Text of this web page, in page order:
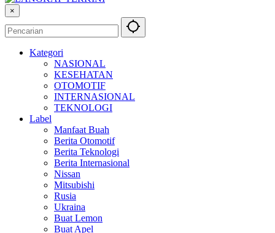
×
Kategori
NASIONAL
KESEHATAN
OTOMOTIF
INTERNASIONAL
TEKNOLOGI
Label
Manfaat Buah
Berita Otomotif
Berita Teknologi
Berita Internasional
Nissan
Mitsubishi
Rusia
Ukraina
Buat Lemon
Buat Apel